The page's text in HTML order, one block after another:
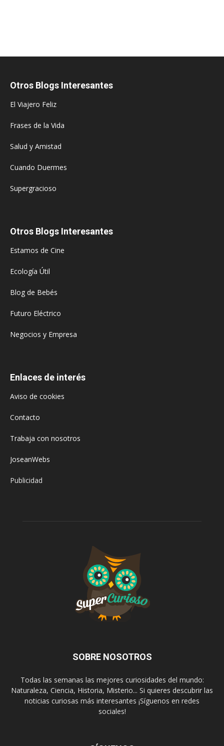
Otros Blogs Interesantes
El Viajero Feliz
Frases de la Vida
Salud y Amistad
Cuando Duermes
Supergracioso
Otros Blogs Interesantes
Estamos de Cine
Ecología Útil
Blog de Bebés
Futuro Eléctrico
Negocios y Empresa
Enlaces de interés
Aviso de cookies
Contacto
Trabaja con nosotros
JoseanWebs
Publicidad
SOBRE NOSOTROS
Todas las semanas las mejores curiosidades del mundo:
Naturaleza, Ciencia, Historia, Misterio... Si quieres descubrir las
noticias curiosas más interesantes ¡Síguenos en redes
sociales!